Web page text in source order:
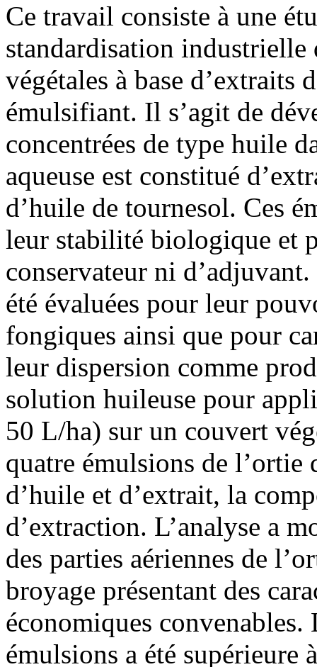
Ce travail consiste à une
standardisation industrielle
végétales à base
émulsifiant. Il s’agit de
concentrées de type huile
aqueuse est constitué
d’huile de tournesol. Ces
leur stabilité biologique et
conservateur ni
été évaluées pour leur
fongiques ainsi que pour
leur dispersion comme
solution huileuse pour
50 L/ha) sur un couvert
quatre émulsions de
d’huile et d’extrait, la
d’extraction. L’analyse a
des parties aériennes de
broyage présentant des
économiques
émulsions a été supérieure